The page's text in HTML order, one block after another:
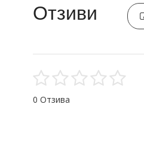
Отзиви
0 Отзива